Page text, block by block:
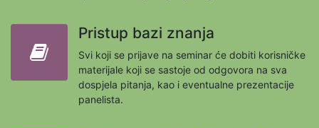
Pristup bazi znanja
Svi koji se prijave na seminar će dobiti korisničke
materijale koji se sastoje od odgovora na sva
dospjela pitanja, kao i eventualne prezentacije
panelista.